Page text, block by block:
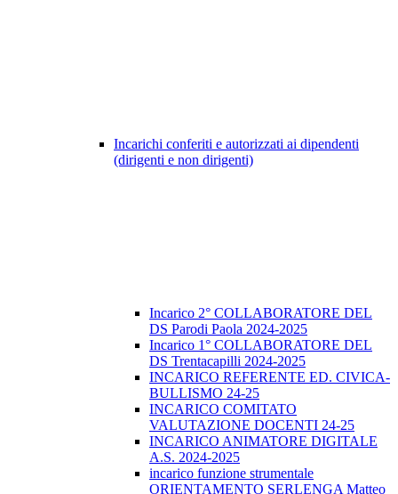
Incarichi conferiti e autorizzati ai dipendenti
(dirigenti e non dirigenti)
Incarico 2° COLLABORATORE DEL
DS Parodi Paola 2024-2025
Incarico 1° COLLABORATORE DEL
DS Trentacapilli 2024-2025
INCARICO REFERENTE ED. CIVICA-
BULLISMO 24-25
INCARICO COMITATO
VALUTAZIONE DOCENTI 24-25
INCARICO ANIMATORE DIGITALE
A.S. 2024-2025
incarico funzione strumentale
ORIENTAMENTO SERLENGA Matteo